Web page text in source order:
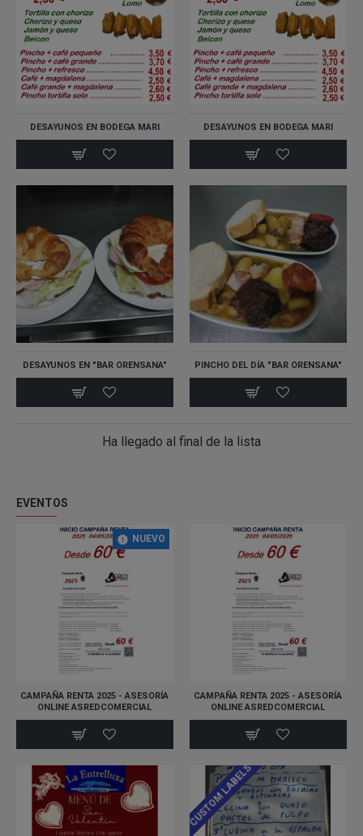
DESAYUNOS EN BODEGA MARI DESAYUNOS EN BODEGA MARI
DESAYUNOS EN "BAR ORENSANA" PINCHO DEL DÍA "BAR ORENSANA"
Ha llegado al final de la lista
EVENTOS
NUEVO
CAMPAÑA RENTA 2025 - ASESORÍA
ONLINE ASREDCOMERCIAL
CAMPAÑA RENTA 2025 - ASESORÍA
ONLINE ASREDCOMERCIAL
CUSTOM LABELS